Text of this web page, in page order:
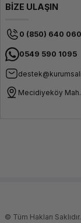
BİZE ULAŞIN
0 (850) 640
0549 590 1095
Mecidiyeköy
© Tüm Hakları